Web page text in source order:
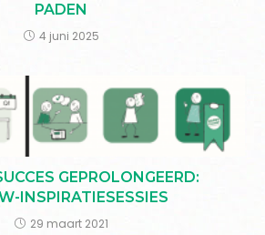
PADEN
4 juni 2025
GEPROLONGEERD:
INSPIRATIESESSIES
29 maart 2021